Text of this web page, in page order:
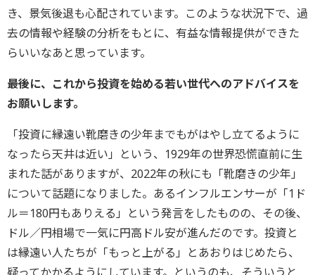
き、景気後退も心配されています。このような状況下で、過
去の情報や経験の分析をもとに、有益な情報提供ができた
らいいなあと思っています。
――最後に、これから投資を始める若い世代へのアドバイスを
お願いします。
「投資に縁遠い靴磨きの少年までもがはやし立てるように
なったら天井は近い」という、1929年の世界恐慌直前に生
まれた話がありますが、2022年の秋にも「靴磨きの少年」
について話題になりました。あるインフルエンサーが「1ド
ル＝180円もありえる」という発言をしたものの、その後、
ドル／円相場で一気に円高ドル安が進んだのです。投資と
は縁遠い人たちが「もっと上がる」とあおりはじめたら、